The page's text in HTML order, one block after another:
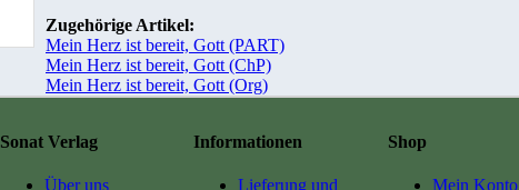
Zugehörige Artikel:
Mein Herz ist bereit, Gott (PART)
Mein Herz ist bereit, Gott (ChP)
Mein Herz ist bereit, Gott (Org)
Shop
Mein Konto
Informationen
Lieferung und
Sonat Verlag
Über uns